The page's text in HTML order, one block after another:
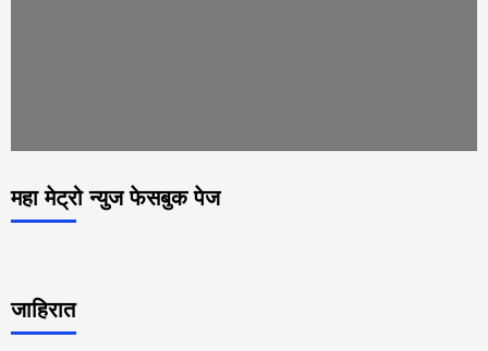
महा मेट्रो न्युज फेसबुक पेज
जाहिरात